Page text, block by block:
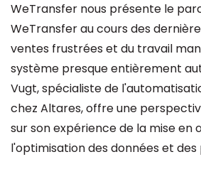
WeTransfer nous présente le
WeTransfer au cours des
ventes frustrées et du travail
système presque entièrement
Vugt, spécialiste de
chez Altares, offre une
sur son expérience de la mise
l'optimisation des données et des